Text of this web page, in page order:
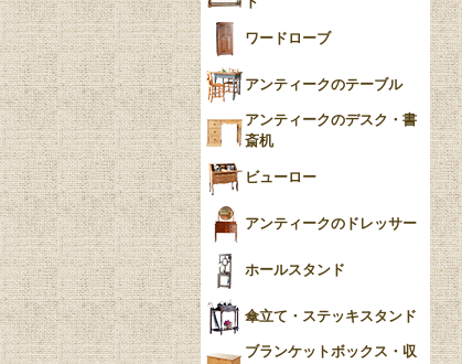
クリノリン
ワードローブ
アンティークのテーブル
アンティークのデスク・書
斎机
ビューロー
アンティークのドレッサー
ホールスタンド
傘立て・ステッキスタンド
ブランケットボックス・収